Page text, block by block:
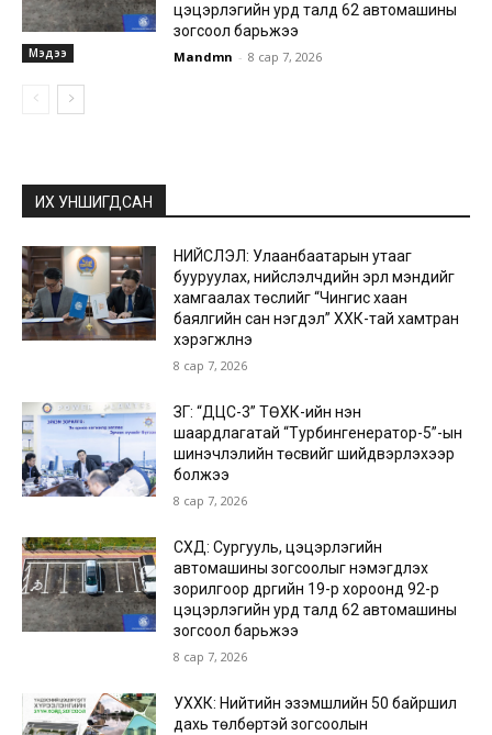
Мэдээ
цэцэрлэгийн урд талд 62 автомашины
зогсоол барьжээ
Mandmn - 8 сар 7, 2026
ИХ УНШИГДСАН
НИЙСЛЭЛ: Улаанбаатарын утааг
бууруулах, нийслэлчүүдийн эрүүл мэндийг
хамгаалах төслийг “Чингис хаан
баялгийн сан нэгдэл” ХХК-тай хамтран
хэрэгжүүлнэ
8 сар 7, 2026
ЗГ: “ДЦС-3” ТӨХК-ийн нэн
шаардлагатай “Турбингенератор-5”-ын
шинэчлэлийн төсвийг шийдвэрлэхээр
болжээ
8 сар 7, 2026
СХД: Сургууль, цэцэрлэгийн
автомашины зогсоолыг нэмэгдүүлэх
зорилгоор дүүргийн 19-р хороонд 92-р
цэцэрлэгийн урд талд 62 автомашины
зогсоол барьжээ
8 сар 7, 2026
УХХК: Нийтийн эзэмшлийн 50 байршил
дахь төлбөртэй зогсоолын